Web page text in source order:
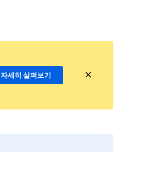
자세히 살펴보기